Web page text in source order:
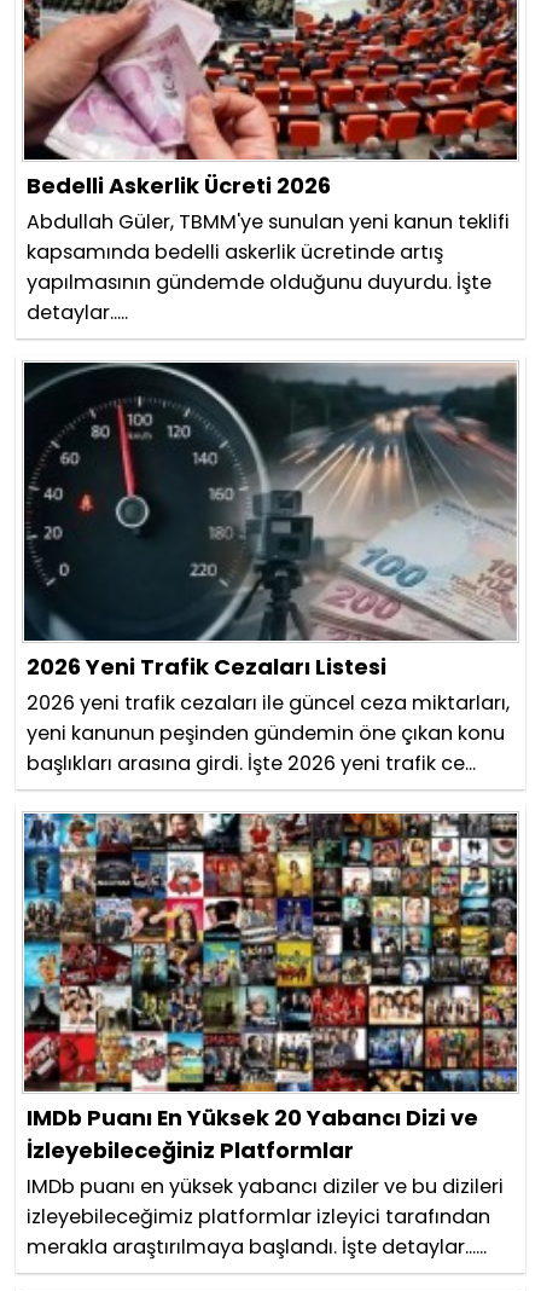
Bedelli Askerlik Ücreti 2026
Abdullah Güler, TBMM'ye sunulan yeni kanun teklifi
kapsamında bedelli askerlik ücretinde artış
yapılmasının gündemde olduğunu duyurdu. İşte
detaylar.....
2026 Yeni Trafik Cezaları Listesi
2026 yeni trafik cezaları ile güncel ceza miktarları,
yeni kanunun peşinden gündemin öne çıkan konu
başlıkları arasına girdi. İşte 2026 yeni trafik ce...
IMDb Puanı En Yüksek 20 Yabancı Dizi ve
İzleyebileceğiniz Platformlar
IMDb puanı en yüksek yabancı diziler ve bu dizileri
izleyebileceğimiz platformlar izleyici tarafından
merakla araştırılmaya başlandı. İşte detaylar......